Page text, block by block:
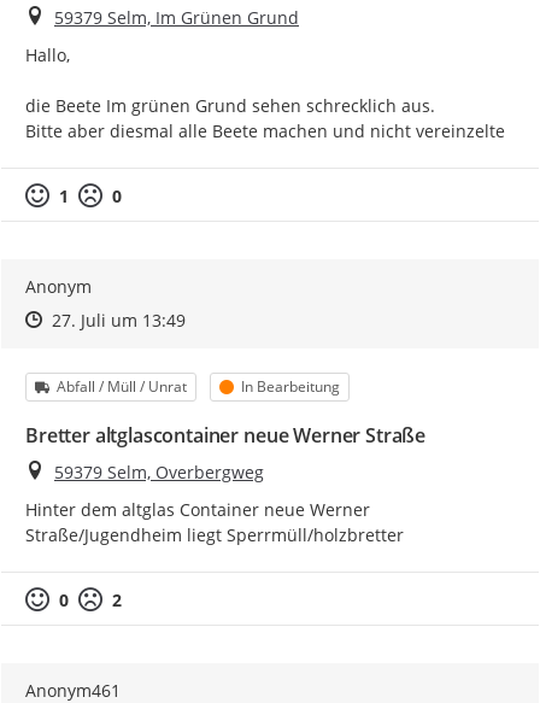
Ort
59379 Selm, Im Grünen Grund
Hallo,
die Beete Im grünen Grund sehen schrecklich aus.
Bitte aber diesmal alle Beete machen und nicht vereinzelte
1 0
Anonym
Zeitpunkt des Erstellens
Zeitpunkt des Erstellens
27. Juli um 13:49Zur Äußerung
Kategorie
Abfall / Müll / Unrat Status
In Bearbeitung
Bretter altglascontainer neue Werner Straße
Ort
59379 Selm, Overbergweg
Hinter dem altglas Container neue Werner
Straße/Jugendheim liegt Sperrmüll/holzbretter
0 2
Anonym461